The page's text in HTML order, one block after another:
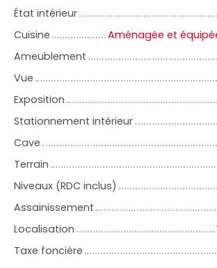
État intérieur
Cuisine
Aménagée et
Ameublement
Vue
Exposition
Stationnement intérieur
Cave
Terrain
Niveaux (RDC inclus)
Assainissement
Localisation
Taxe foncière